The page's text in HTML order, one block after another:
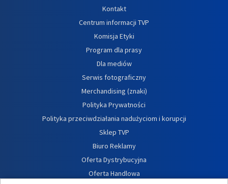
Kontakt
Centrum informacji TVP
Komisja Etyki
Program dla prasy
Dla mediów
Serwis fotograficzny
Merchandising (znaki)
Polityka Prywatności
Polityka przeciwdziałania nadużyciom i korupcji
Sklep TVP
Biuro Reklamy
Oferta Dystrybucyjna
Oferta Handlowa